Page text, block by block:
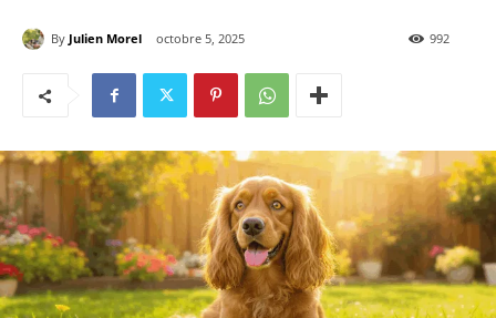
By Julien Morel octobre 5, 2025 992